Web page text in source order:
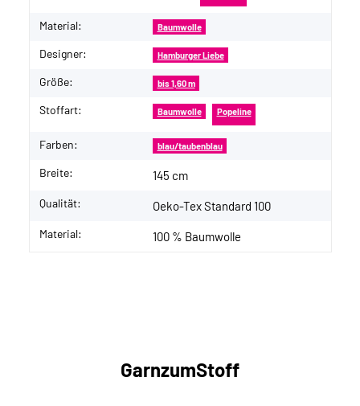
Material: Baumwolle
Designer: Hamburger Liebe
Größe: bis 1,60 m
Stoffart: Baumwolle Popeline
Farben: blau/taubenblau
Breite: 145 cm
Qualität: Oeko-Tex Standard 100
Material: 100 % Baumwolle
GarnzumStoff